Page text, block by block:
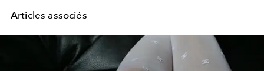
Articles associés